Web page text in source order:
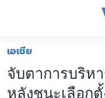
ต่อ
ข้าม
ไป
เนื้อหา
โลก
เอเชีย
จับตาการบริหา
หลังชนะเลือก